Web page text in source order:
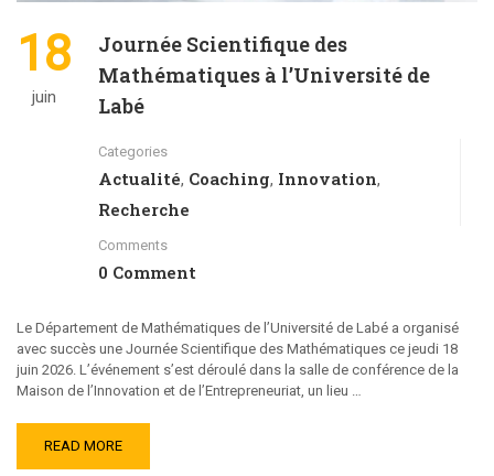
18
juin
Journée Scientifique des
Mathématiques à l’Université de
Labé
Categories
Actualité, Coaching, Innovation,
Recherche
Comments
0 Comment
Le Département de Mathématiques de l’Université de Labé a organisé
avec succès une Journée Scientifique des Mathématiques ce jeudi 18
juin 2026. L’événement s’est déroulé dans la salle de conférence de la
Maison de l’Innovation et de l’Entrepreneuriat, un lieu …
READ MORE